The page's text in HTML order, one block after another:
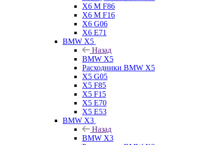
X6 M F86
X6 M F16
X6 G06
X6 E71
BMW X5
Назад
BMW X5
Расходники BMW X5
X5 G05
X5 F85
X5 F15
X5 E70
X5 E53
BMW X3
Назад
BMW X3